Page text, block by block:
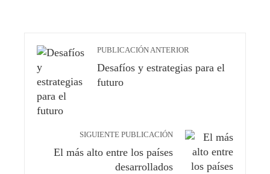
PUBLICACIÓN ANTERIOR
Desafíos y estrategias para el
futuro
SIGUIENTE PUBLICACIÓN
El más alto entre los países
desarrollados